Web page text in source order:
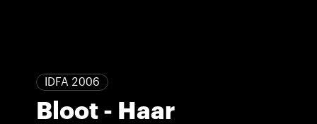
IDFA 2006
Bloot - Haar